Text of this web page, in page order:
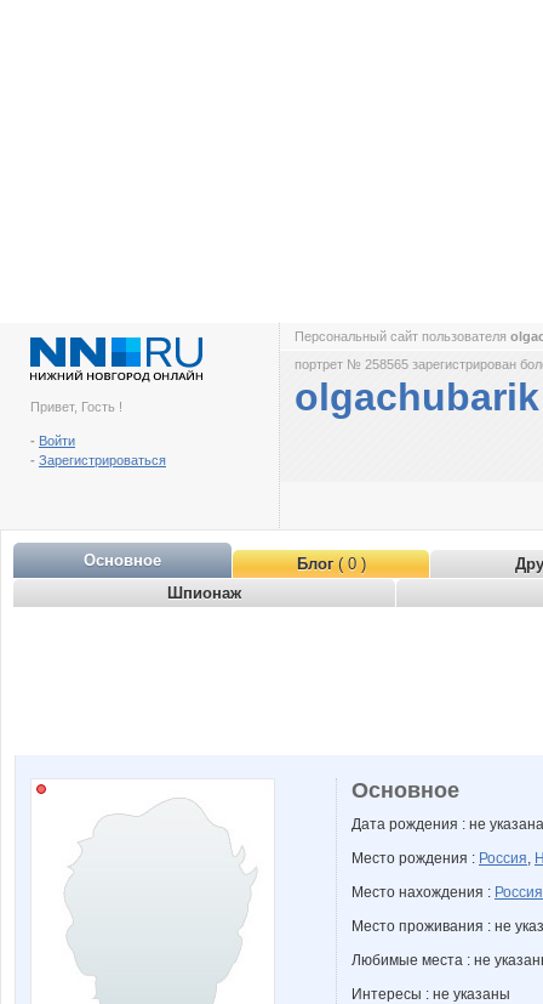
Привет, Гость !
- Войти
- Зарегистрироваться
Персональный сайт пользователя
портрет № 258565 зарегистрирован
olgachubarik
Основное Блог( 0 )
Шпионаж
Основное
Дата рождения : не указана
Место рождения : Россия,
Место нахождения : Россия
Место проживания : не
Любимые места : не
Интересы : не указаны